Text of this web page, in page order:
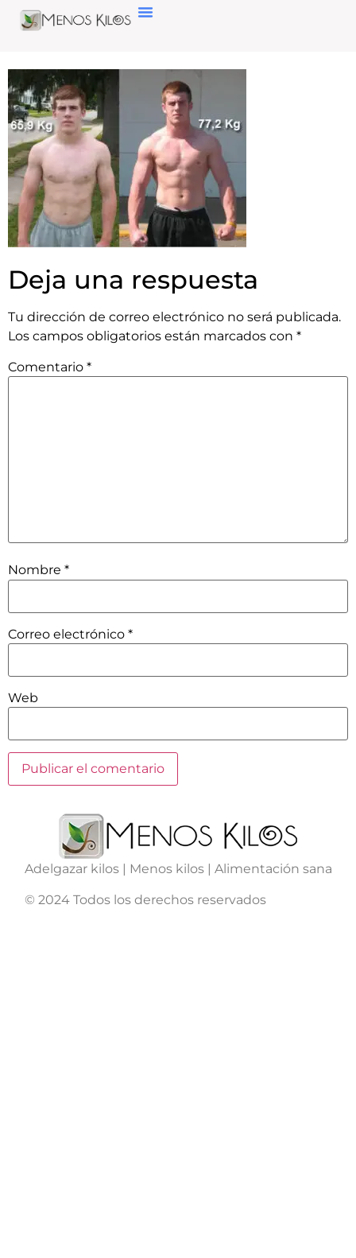
Deja una respuesta
Tu dirección de correo electrónico no será publicada.
Los campos obligatorios están marcados con *
Comentario *
Nombre *
Correo electrónico *
Web
Adelgazar kilos | Menos kilos | Alimentación sana
© 2024 Todos los derechos reservados